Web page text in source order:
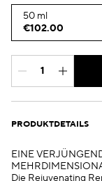
50 ml
€102.00
PRODUKTDETAILS
EINE
Die Rejuvenating